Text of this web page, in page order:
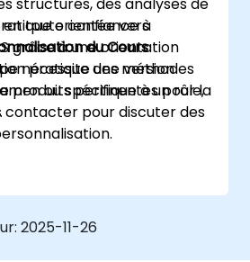
toute confiance à
grâce à une orientation
orientée vers
pratique des méthodes
produits pertinentes pour la
du Cours
nécessite une version
ou spécifique à un rôle,
contacter pour discuter des
2025-11-26